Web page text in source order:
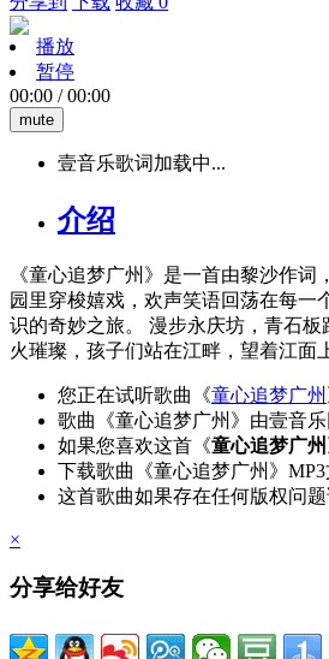
播放
暂停
00:00 /00:00
mute
壹音乐歌词加载中...
介绍
《童心追梦广州》是一首由黎沙作
园里穿梭嬉戏，欢声笑语回荡在每
识的奇妙之旅。 漫步永庆坊，青石
火璀璨，孩子们站在江畔，望着江面
您正在试听歌曲《童心追梦广州
歌曲《童心追梦广州》由壹音
如果您喜欢这首《童心追梦广州
下载歌曲《童心追梦广州》
这首歌曲如果存在任何版权问
×
分享给好友